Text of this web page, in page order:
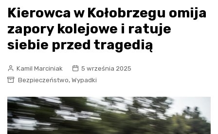
Kierowca w Kołobrzegu omija
zapory kolejowe i ratuje
siebie przed tragedią
Kamil Marciniak
5 września 2025
Bezpieczeństwo, Wypadki